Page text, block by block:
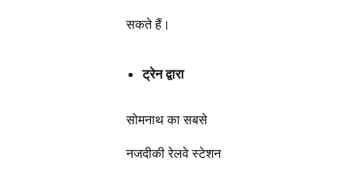
सकते हैं।
ट्रेन द्वारा
सोमनाथ का सबसे
नजदीकी रेलवे स्टेशन